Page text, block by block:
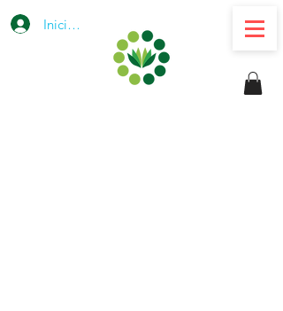
Iniciar sesión